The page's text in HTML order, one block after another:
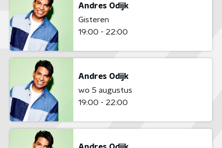
Andres Odijk
Gisteren
19:00 - 22:00
Andres Odijk
wo 5 augustus
19:00 - 22:00